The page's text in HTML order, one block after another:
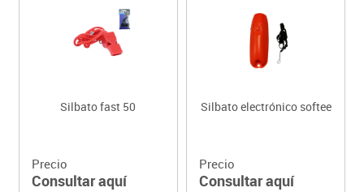
Silbato fast 50
Precio
Consultar aquí
Silbato electrónico softee
Precio
Consultar aquí